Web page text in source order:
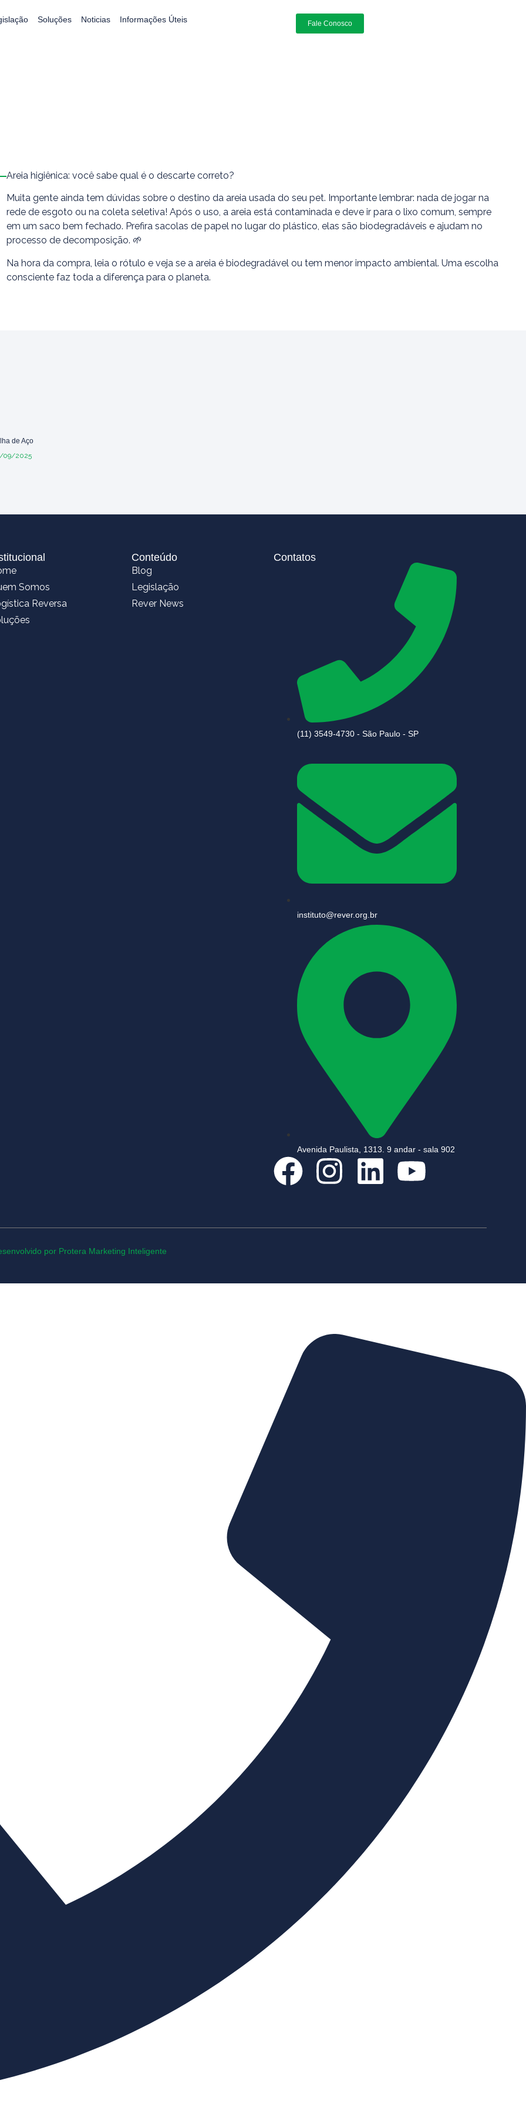
Soluções Noticias Informações Úteis Fale Conosco
Areia higiênica: você sabe qual é o descarte correto?
Muita gente ainda tem dúvidas sobre o destino da areia usada do seu pet. Importante lembrar: nada de jogar na
rede de esgoto ou na coleta seletiva! Após o uso, a areia está contaminada e deve ir para o lixo comum, sempre
em um saco bem fechado. Prefira sacolas de papel no lugar do plástico, elas são biodegradáveis e ajudam no
processo de decomposição. 🌱
Na hora da compra, leia o rótulo e veja se a areia é biodegradável ou tem menor impacto ambiental. Uma escolha
consciente faz toda a diferença para o planeta.
de Aço
09/2025
Somos
Reversa
Conteúdo
Blog
Legislação
Rever News
Contatos
(11) 3549-4730 - São Paulo - SP
instituto@rever.org.br
Avenida Paulista, 1313. 9 andar - sala 902
por Protera Marketing Inteligente